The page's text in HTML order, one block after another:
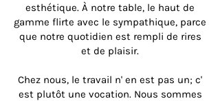
esthétique. À notre table, le haut de
gamme flirte avec le sympathique, parce
que notre quotidien est rempli de rires
et de plaisir.
Chez nous, le travail n' en est pas un; c'
est plutôt une vocation. Nous sommes